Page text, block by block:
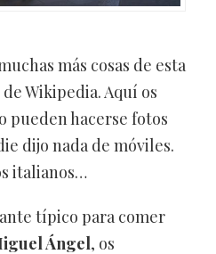
más cosas de esta
Wikipedia. Aquí os
pueden hacerse fotos
dijo nada de móviles.
italianos…
típico para comer
Ángel, os